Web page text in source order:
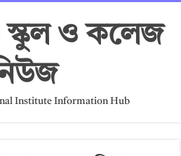
স্কুল ও কলেজ
Institute Information Hub